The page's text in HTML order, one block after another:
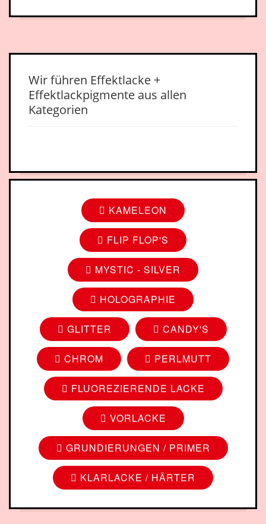
Wir führen Effektlacke +
Effektlackpigmente aus allen
Kategorien
KAMELEON
FLIP FLOP'S
MYSTIC - SILVER
HOLOGRAPHIE
GLITTER CANDY'S
CHROM PERLMUTT
FLUOREZIERENDE LACKE
VORLACKE
GRUNDIERUNGEN / PRIMER
KLARLACKE / HÄRTER